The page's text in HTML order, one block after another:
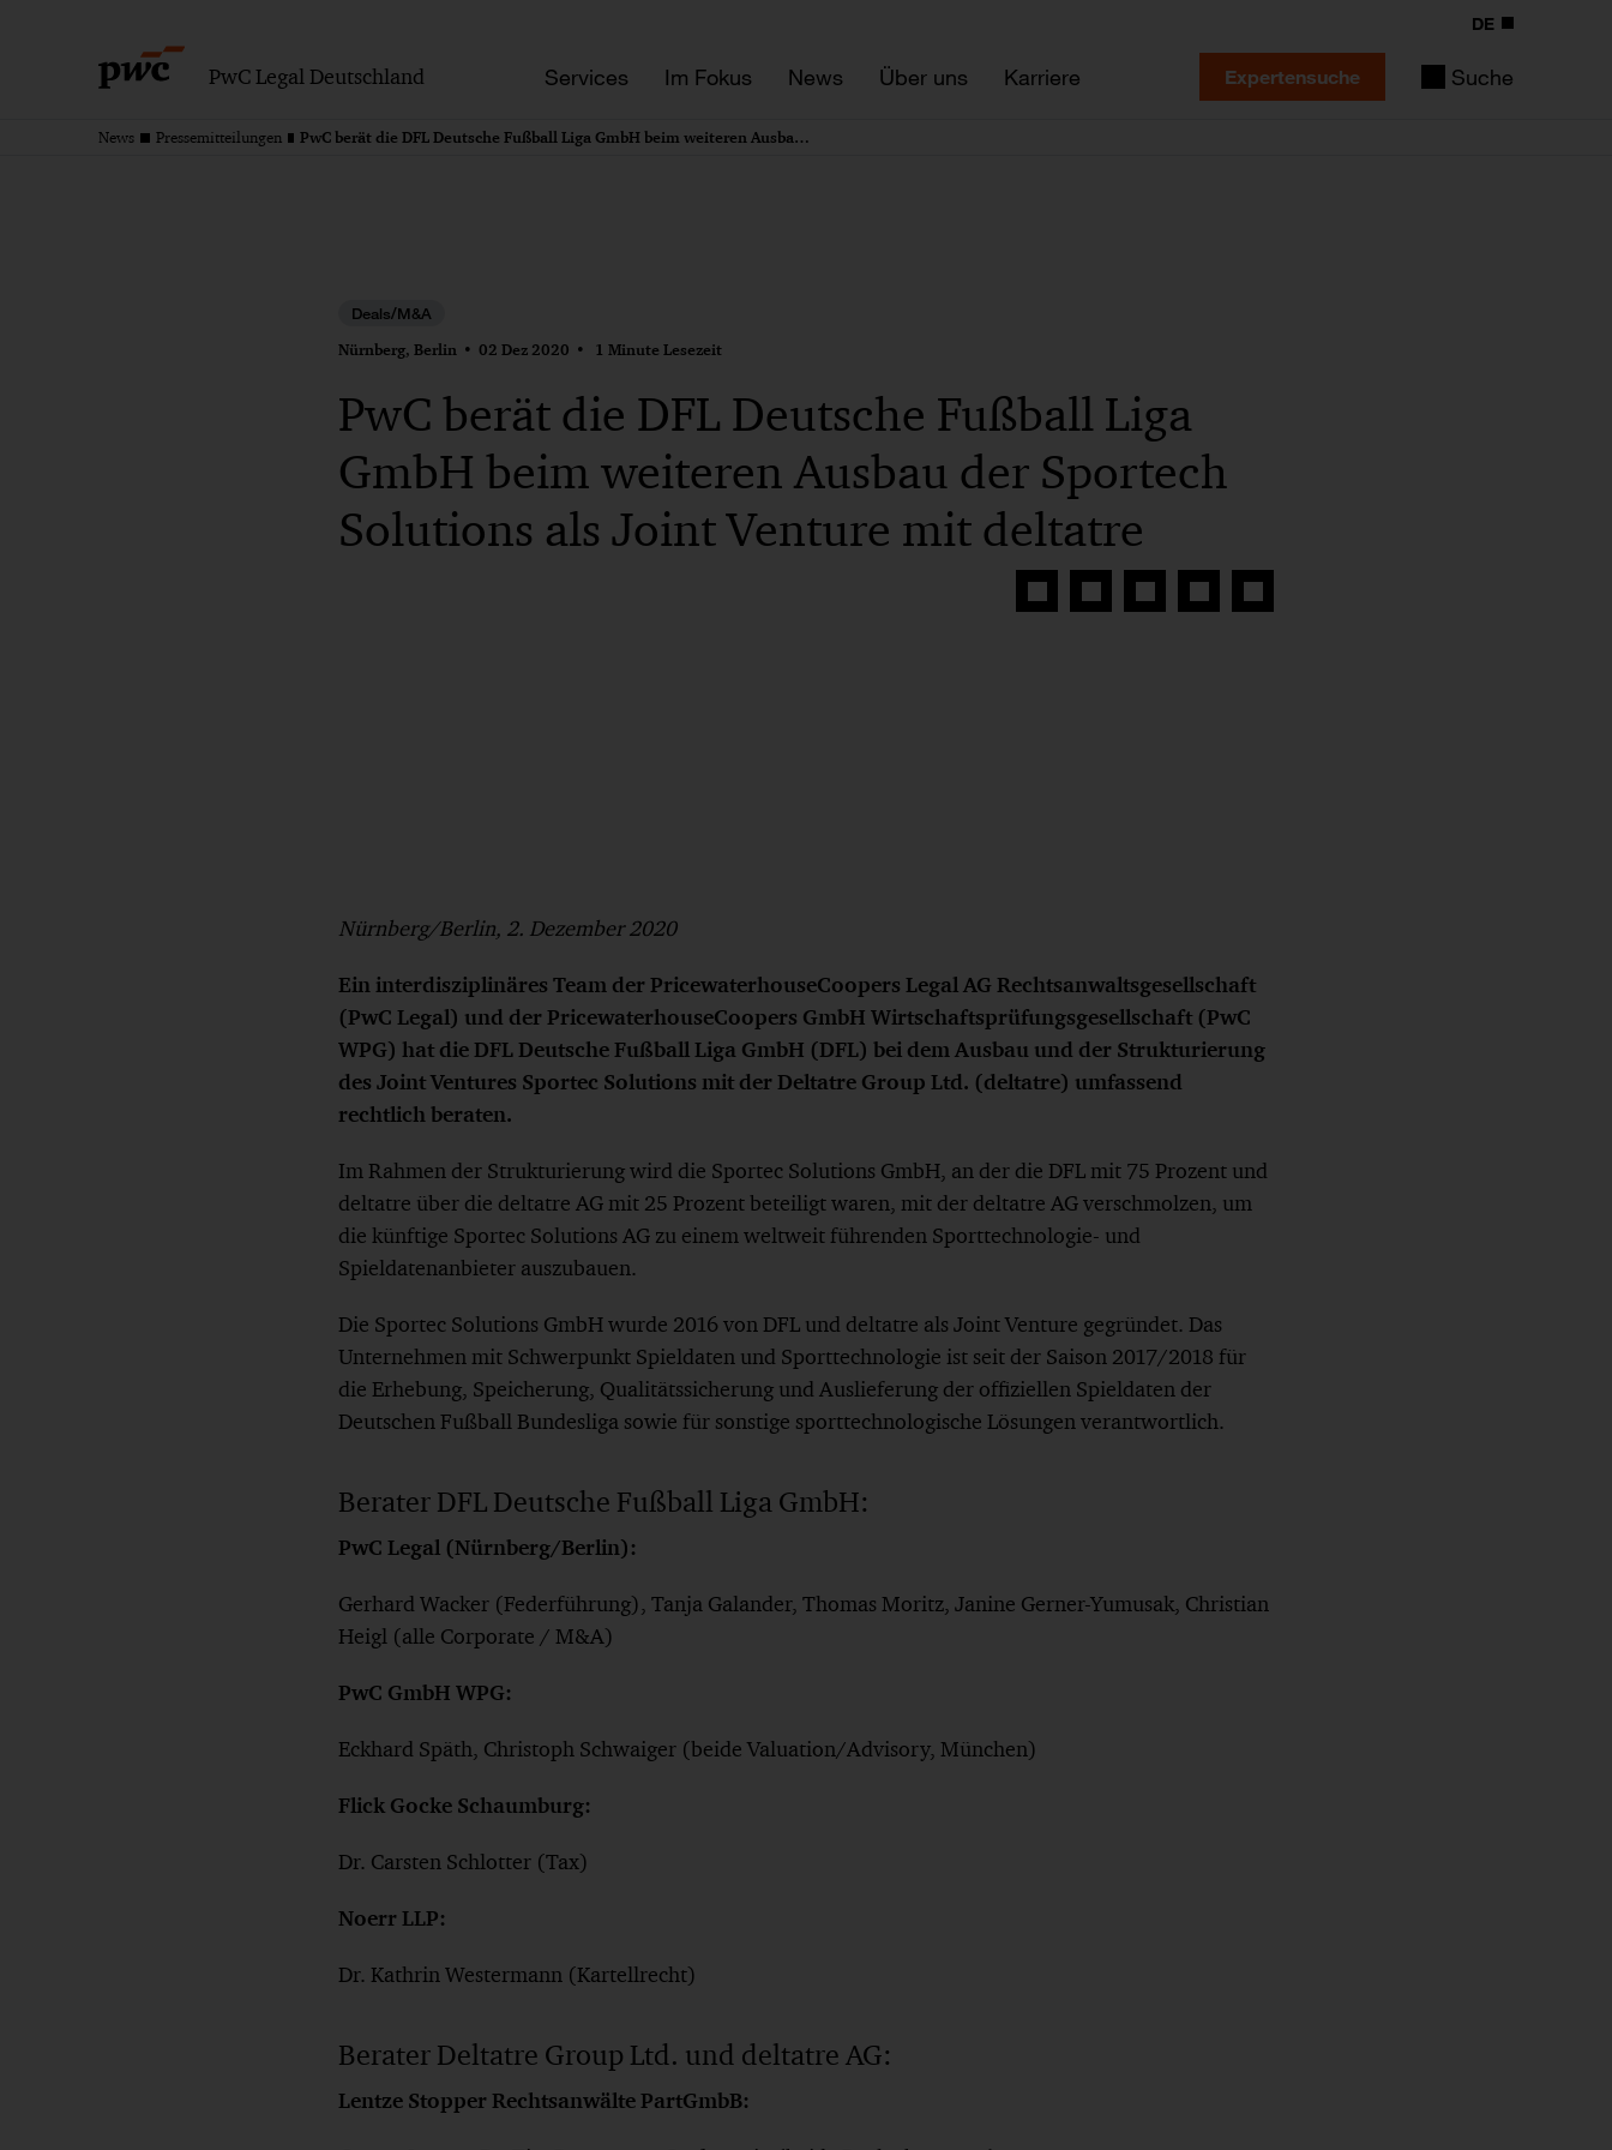
PwC Legal Deutschland Services Im Fokus News Über uns Karriere
DE
Expertensuche Suche
News Pressemitteilungen PwC berät die DFL Deutsche Fußball Liga GmbH beim weiteren Ausbau der Sportech Solutions als Joint Venture mit deltatre
Deals/M&A
Nürnberg, Berlin 02 Dez 2020 1 Minute Lesezeit
PwC berät die DFL Deutsche Fußball Liga
GmbH beim weiteren Ausbau der Sportech
Solutions als Joint Venture mit deltatre
Auf
Auf
Auf
Auf
Link
Nürnberg/Berlin, 2. Dezember 2020
Ein interdisziplinäres Team der PricewaterhouseCoopers Legal AG Rechtsanwaltsgesellschaft
(PwC Legal) und der PricewaterhouseCoopers GmbH Wirtschaftsprüfungsgesellschaft (PwC
WPG) hat die DFL Deutsche Fußball Liga GmbH (DFL) bei dem Ausbau und der Strukturierung
des Joint Ventures Sportec Solutions mit der Deltatre Group Ltd. (deltatre) umfassend
rechtlich beraten.
Im Rahmen der Strukturierung wird die Sportec Solutions GmbH, an der die DFL mit 75 Prozent und
deltatre über die deltatre AG mit 25 Prozent beteiligt waren, mit der deltatre AG verschmolzen, um
die künftige Sportec Solutions AG zu einem weltweit führenden Sporttechnologie- und
Spieldatenanbieter auszubauen.
Die Sportec Solutions GmbH wurde 2016 von DFL und deltatre als Joint Venture gegründet. Das
Unternehmen mit Schwerpunkt Spieldaten und Sporttechnologie ist seit der Saison 2017/2018 für
die Erhebung, Speicherung, Qualitätssicherung und Auslieferung der offiziellen Spieldaten der
Deutschen Fußball Bundesliga sowie für sonstige sporttechnologische Lösungen verantwortlich.
Berater DFL Deutsche Fußball Liga GmbH:
PwC Legal (Nürnberg/Berlin):
Gerhard Wacker (Federführung), Tanja Galander, Thomas Moritz, Janine Gerner-Yumusak, Christian
Heigl (alle Corporate / M&A)
PwC GmbH WPG:
Eckhard Späth, Christoph Schwaiger (beide Valuation/Advisory, München)
Flick Gocke Schaumburg:
Dr. Carsten Schlotter (Tax)
Noerr LLP:
Dr. Kathrin Westermann (Kartellrecht)
Berater Deltatre Group Ltd. und deltatre AG:
Lentze Stopper Rechtsanwälte PartGmbB: